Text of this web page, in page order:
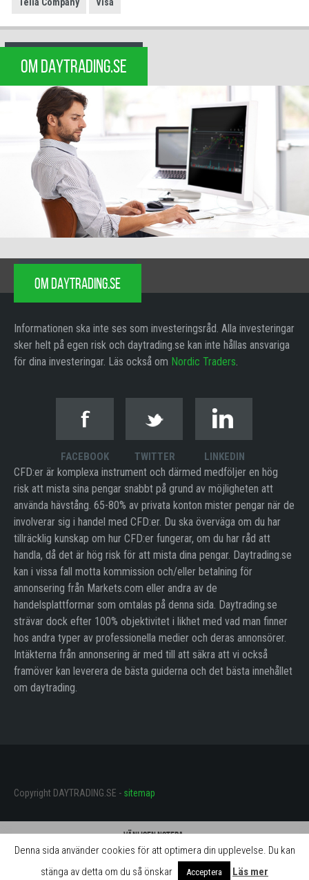
OM DAYTRADING.SE
OM DAYTRADING.SE
Informationen ska inte ses som investeringsråd. Alla investeringar
sker helt på egen risk och daytrading.se kan inte hållas ansvariga
för dina investeringar. Läs också om Nordic Traders.
FACEBOOK TWITTER LINKEDIN
CFD:er är komplexa instrument och därmed medföljer en hög
risk att mista sina pengar snabbt på grund av möjligheten att
använda hävstång. 65-80% av privata konton mister pengar när de
involverar sig i handel med CFD:er. Du ska överväga om du har
tillräcklig kunskap om hur CFD:er fungerar, om du har råd att
handla, då det är hög risk för att mista dina pengar. Daytrading.se
kan i vissa fall motta kommission och/eller betalning för
annonsering från Markets.com eller andra av de
handelsplattformar som omtalas på denna sida. Daytrading.se
strävar dock efter 100% objektivitet i likhet med vad man finner
hos andra typer av professionella medier och deras annonsörer.
Intäkterna från annonsering är med till att säkra att vi också
framöver kan leverera de bästa guiderna och det bästa innehållet
om daytrading.
Copyright DAYTRADING.SE - sitemap
Denna sida använder cookies för att optimera din upplevelse. Du kan
stänga av detta om du så önskar
Acceptera Läs mer
Vänligen notera:
Daytrading.se får betalning för omnämnande av mäklarna på denna sida.
Betalningen innebär att vi ständigt kan utveckla webbplatsen och göra
aktiviteterna gratis för användarna.
Stäng